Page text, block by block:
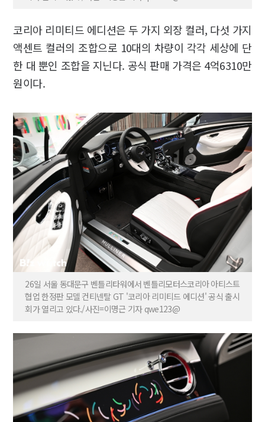
코리아 리미티드 에디션은 두 가지 외장 컬러, 다섯 가지
액센트 컬러의 조합으로 10대의 차량이 각각 세상에 단
한 대 뿐인 조합을 지닌다. 공식 판매 가격은 4억6310만
원이다.
26일 서울 동대문구 벤틀리타워에서 벤틀리모터스코리아 아티스트
협업 한정판 모델 컨티넨탈 GT '코리아 리미티드 에디션' 공식 출시
회가 열리고 있다./사진=이명근 기자 qwe123@